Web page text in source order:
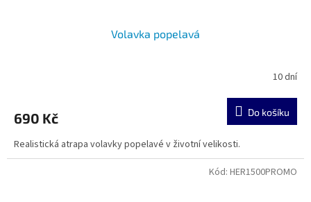
Volavka popelavá
10 dní
690 Kč Do košíku
Realistická atrapa volavky popelavé v životní velikosti.
Kód: HER1500PROMO